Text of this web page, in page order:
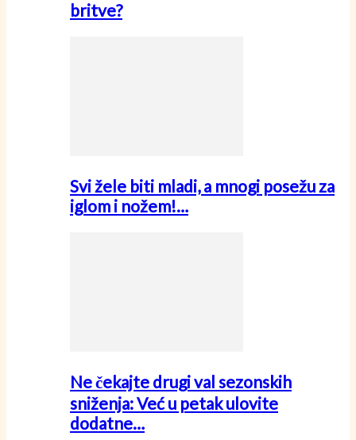
britve?
Svi žele biti mladi, a mnogi posežu za
iglom i nožem!…
Ne čekajte drugi val sezonskih
sniženja: Već u petak ulovite
dodatne…